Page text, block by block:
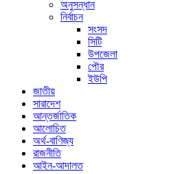
অনুসন্ধান
নির্বাচন
সংসদ
সিটি
উপজেলা
পৌর
ইউপি
জাতীয়
সারাদেশ
আন্তর্জাতিক
আলোচিত
অর্থ-বাণিজ্য
রাজনীতি
আইন-আদালত